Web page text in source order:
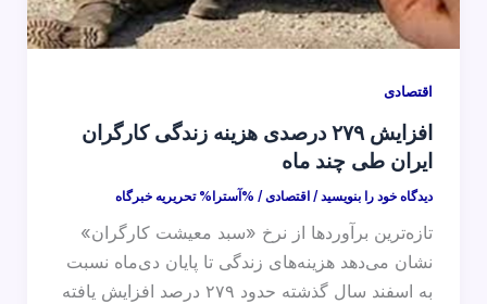
اقتصادی
افزایش ۲۷۹ درصدی هزینه زندگی کارگران
ایران طی چند ماه
دیدگاه‌ خود را بنویسید / اقتصادی/ %آسترا% تحریریه خبرگاه
تازه‌ترین برآوردها از نرخ «سبد معیشت کارگران»
نشان می‌دهد هزینه‌های زندگی تا پایان دی‌ماه نسبت
به اسفند سال گذشته حدود ۲۷۹ درصد افزایش یافته